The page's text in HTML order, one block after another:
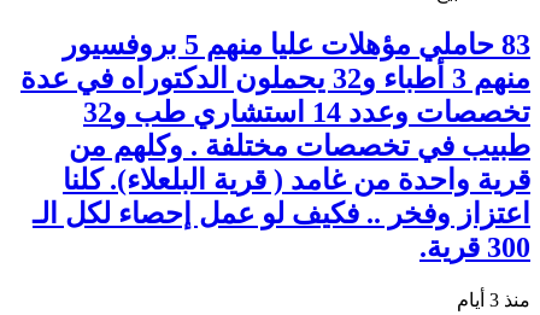
83 حاملي مؤهلات عليا منهم 5 بروفسيور
منهم 3 أطباء و32 يحملون الدكتوراه في عدة
تخصصات وعدد 14 استشاري طب و32
طبيب في تخصصات مختلفة . وكلهم من
قرية واحدة من غامد ( قرية البلعلاء). كلنا
اعتزاز وفخر .. فكيف لو عمل إحصاء لكل الـ
300 قرية.
منذ 3 أيام